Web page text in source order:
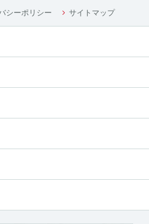
シーポリシー サイトマップ